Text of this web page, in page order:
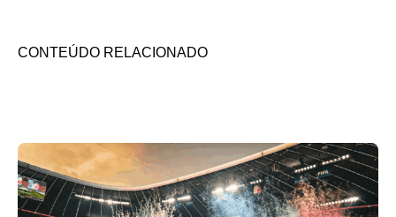
CONTEÚDO RELACIONADO